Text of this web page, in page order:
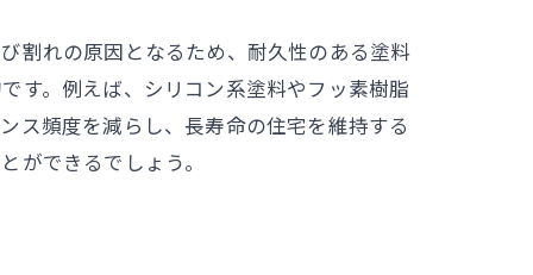
割れの原因となるため、耐久性のある塗料
す。例えば、シリコン系塗料やフッ素樹脂
ス頻度を減らし、長寿命の住宅を維持する
ができるでしょう。